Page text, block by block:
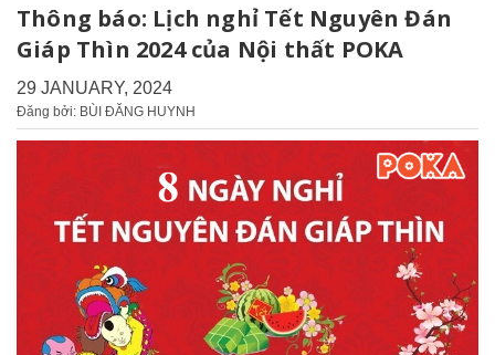
Thông báo: Lịch nghỉ Tết Nguyên Đán
Giáp Thìn 2024 của Nội thất POKA
29 JANUARY, 2024
Đăng bởi: BÙI ĐĂNG HUYNH